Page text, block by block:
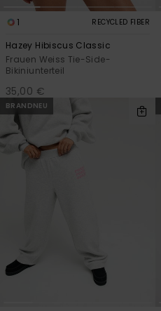
1 RECYCLED FIBER
Hazey Hibiscus Classic
Frauen Weiss Tie-Side-
Bikiniunterteil
35,00 €
BRANDNEU